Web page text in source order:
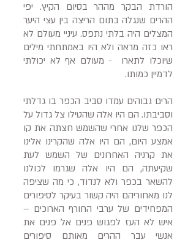
הורדת הבקר מההר בסיום הקיץ. יפי
ההרים שנגלה בתום הריצה בין עצי היער
המצלים היה בלתי נתפס. עיניי מעולם לא
ראו כזה מראה ולא היו באמתחתי מילים
שיוכלו לתארו - מעולם אף לא יכולתי
לדמיין כמותו.
הרים גבוהים עמדו סביב הכפר בו גדלתי
וסביבתו. הם היו אלה שהטילו צל גדול על
הכפר שלנו אחרי שהשמש חצתה את קו
אמצע היום, הם היו אלה שהקרינו אלינו
את קרניה האחרונים של השמש לעת
שקיעתה, הם היו אלה שגרמו לכולנו
להשאר בכפר ולא לנדוד, כי מה שציפה
לנו מאחוריהם היה קשור בעיקר לסיפורים
המפחידים של ערבי החורף הארוכים –
איש לא העז לפגוש פנים אל פנים את
אנשי עבר ההרים מאותם סיפורים